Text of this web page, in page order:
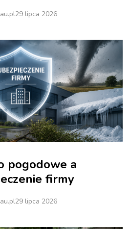
29 lipca 2026
pogodowe a
firmy
29 lipca 2026